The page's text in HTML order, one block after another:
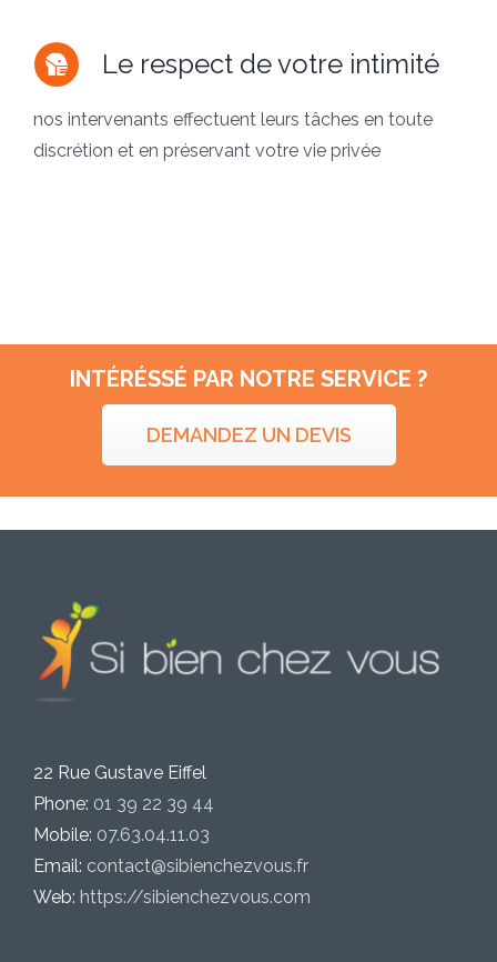
Le respect de votre intimité
nos intervenants effectuent leurs tâches en toute
discrétion et en préservant votre vie privée
INTÉRÉSSÉ PAR NOTRE SERVICE ?
DEMANDEZ UN DEVIS
22 Rue Gustave Eiffel
Phone: 01 39 22 39 44
Mobile: 07.63.04.11.03
Email: contact@sibienchezvous.fr
Web: https://sibienchezvous.com